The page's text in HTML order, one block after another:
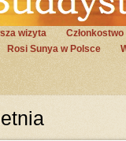
wizyta Członkostwo
Rosi Sunya w Polsce